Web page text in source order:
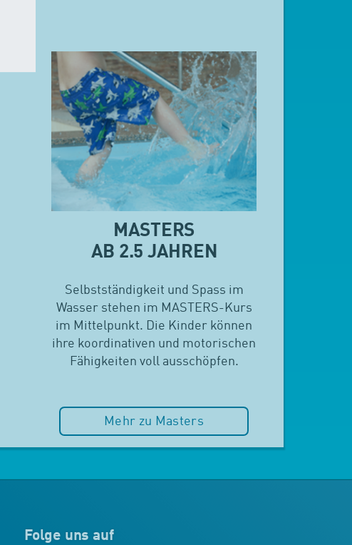
MASTERS
AB 2.5 JAHREN
Selbstständigkeit und Spass im
Wasser stehen im MASTERS-Kurs
im Mittelpunkt. Die Kinder können
ihre koordinativen und motorischen
Fähigkeiten voll ausschöpfen.
Mehr zu Masters
Folge uns auf